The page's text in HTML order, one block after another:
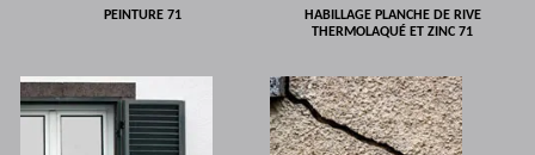
PEINTURE 71
HABILLAGE PLANCHE DE RIVE
THERMOLAQUÉ ET ZINC 71